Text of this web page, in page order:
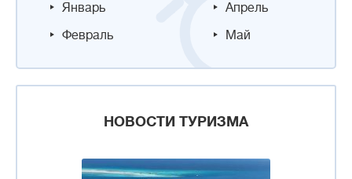
Январь
Февраль
Апрель
Май
НОВОСТИ ТУРИЗМА